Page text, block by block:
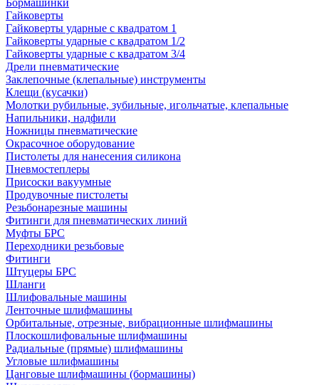
Бормашинки
Гайковерты
Гайковерты ударные с квадратом 1
Гайковерты ударные с квадратом 1/2
Гайковерты ударные с квадратом 3/4
Дрели пневматические
Заклепочные (клепальные) инструменты
Клещи (кусачки)
Молотки рубильные, зубильные, игольчатые, клепальные
Напильники, надфили
Ножницы пневматические
Окрасочное оборудование
Пистолеты для нанесения силикона
Пневмостеплеры
Присоски вакуумные
Продувочные пистолеты
Резьбонарезные машины
Фитинги для пневматических линий
Муфты БРС
Переходники резьбовые
Фитинги
Штуцеры БРС
Шланги
Шлифовальные машины
Ленточные шлифмашины
Орбитальные, отрезные, вибрационные шлифмашины
Плоскошлифовальные шлифмашины
Радиальные (прямые) шлифмашины
Угловые шлифмашины
Цанговые шлифмашины (бормашины)